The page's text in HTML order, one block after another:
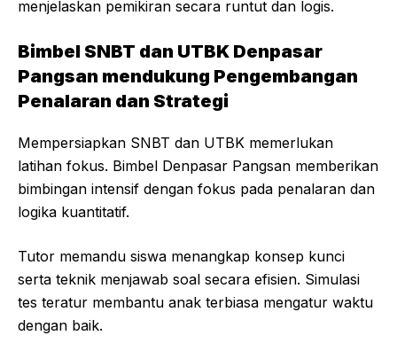
menjelaskan pemikiran secara runtut dan logis.
Bimbel SNBT dan UTBK Denpasar
Pangsan mendukung Pengembangan
Penalaran dan Strategi
Mempersiapkan SNBT dan UTBK memerlukan
latihan fokus. Bimbel Denpasar Pangsan memberikan
bimbingan intensif dengan fokus pada penalaran dan
logika kuantitatif.
Tutor memandu siswa menangkap konsep kunci
serta teknik menjawab soal secara efisien. Simulasi
tes teratur membantu anak terbiasa mengatur waktu
dengan baik.